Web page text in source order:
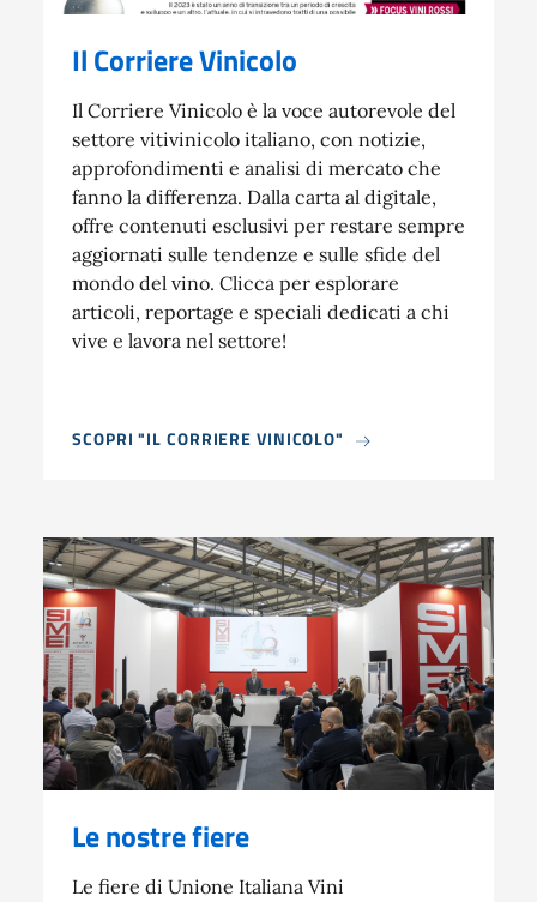
Il Corriere Vinicolo
Il Corriere Vinicolo è la voce autorevole del
settore vitivinicolo italiano, con notizie,
approfondimenti e analisi di mercato che
fanno la differenza. Dalla carta al digitale,
offre contenuti esclusivi per restare sempre
aggiornati sulle tendenze e sulle sfide del
mondo del vino. Clicca per esplorare
articoli, reportage e speciali dedicati a chi
vive e lavora nel settore!
SCOPRI "IL CORRIERE VINICOLO"
Le nostre fiere
Le fiere di Unione Italiana Vini